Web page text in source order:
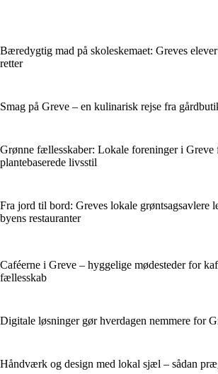
Bæredygtig mad på skoleskemaet: Greves
retter
Smag på Greve – en kulinarisk rejse fra
Grønne fællesskaber: Lokale foreninger i Greve
plantebaserede livsstil
Fra jord til bord: Greves lokale grøntsagsavlere
byens restauranter
Caféerne i Greve – hyggelige mødesteder for
fællesskab
Digitale løsninger gør hverdagen nemmere for
Håndværk og design med lokal sjæl – sådan